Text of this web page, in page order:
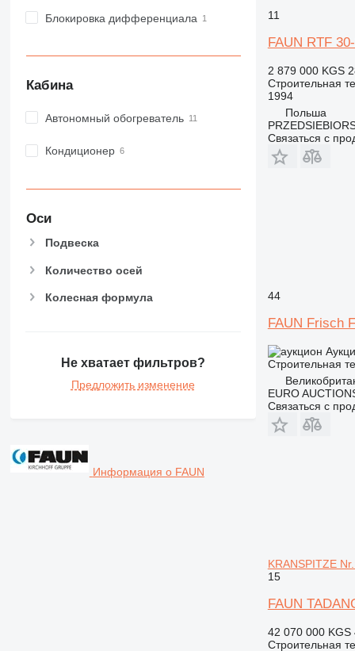
RM
Блокировка дифференциала
Кабина
Автономный обогреватель
Кондиционер
Оси
Подвеска
Количество осей
Колесная формула
Не хватает фильтров?
Предложить изменение
Информация о FAUN
11
FAUN RTF
2 879 000 KGS
Строительная
1994
Польша
Связаться с
44
FAUN Frisch
Строительная
EURO
Связаться с
KRANSPITZE
15
FAUN
42 070 000 KGS
Строительная